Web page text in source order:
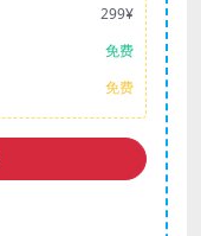
299¥
免费
免费